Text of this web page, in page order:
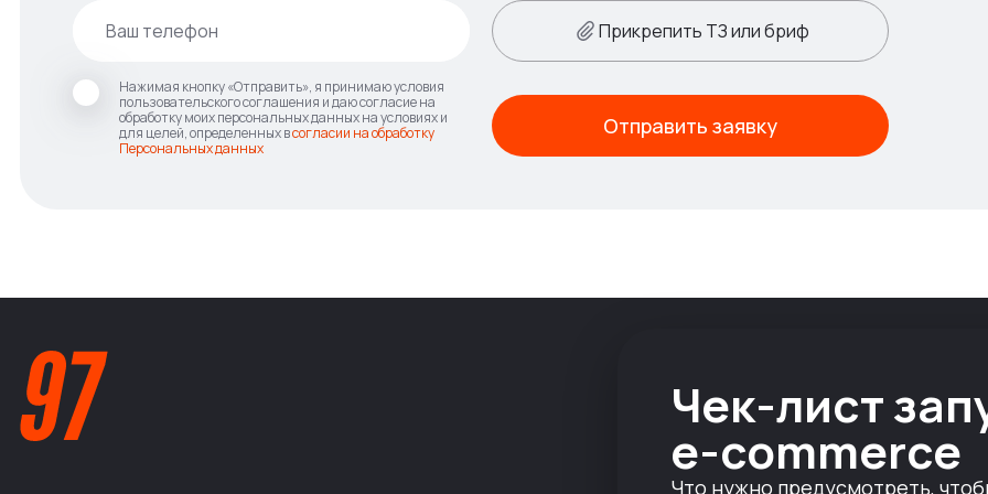
Прикрепить ТЗ или бриф
Нажимая кнопку «Отправить», я принимаю условия
пользовательского соглашения и даю согласие на
обработку моих персональных данных на условиях и
для целей, определенных всогласии на обработку
Персональных данных
Отправить заявку
Чек-лист
e-commerce
Что нужно предусмотреть,